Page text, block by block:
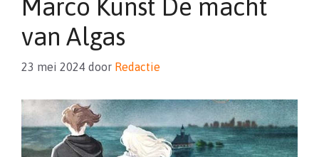
Marco Kunst De macht
van Algas
23 mei 2024 door Redactie